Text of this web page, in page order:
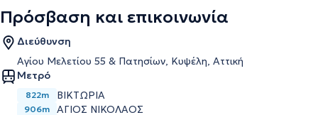
Πρόσβαση και επικοινωνία
Διεύθυνση
Αγίου Μελετίου 55 & Πατησίων, Κυψέλη, Αττική
Μετρό
822m ΒΙΚΤΩΡΙΑ
906m ΑΓΙΟΣ ΝΙΚΟΛΑΟΣ